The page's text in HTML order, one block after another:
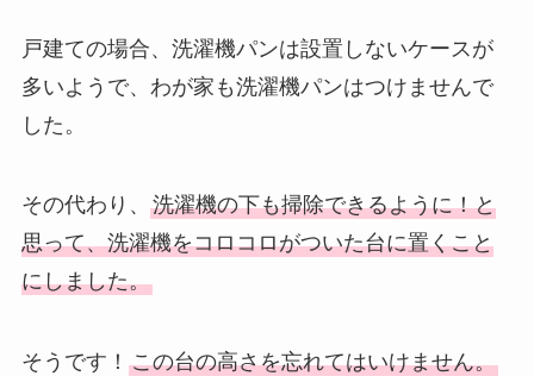
戸建ての場合、洗濯機パンは設置しないケースが
多いようで、わが家も洗濯機パンはつけませんで
した。
その代わり、 洗濯機の下も掃除できるように！と
思って、洗濯機をコロコロがついた台に置くこと
にしました。
そうです！ この台の高さを忘れてはいけません。